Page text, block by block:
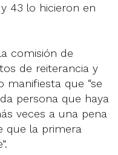
43 lo hicieron en
comisión de
de reiterancia y
manifiesta que “se
persona que haya
veces a una pena
que la primera